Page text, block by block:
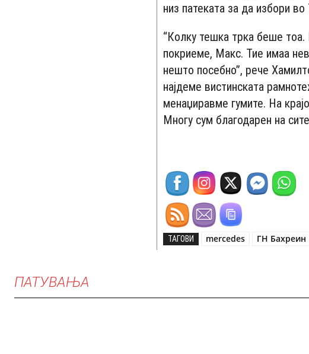
низ патеката за да избори во
“Колку тешка трка беше
покриеме, Макс. Тие имаа
нешто посебно”, рече
најдеме вистинската
менаџиравме гумите. На
Многу сум благодарен на
ТАГОВИ mercedes ГН Бахреин
ПАТУВАЊА